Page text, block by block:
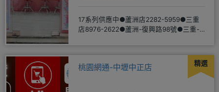
17系列供應中●蘆洲店2282-5959●三重
店8976-2622●蘆洲-復興路98號●三重-
精選
桃園網通-中壢中正店